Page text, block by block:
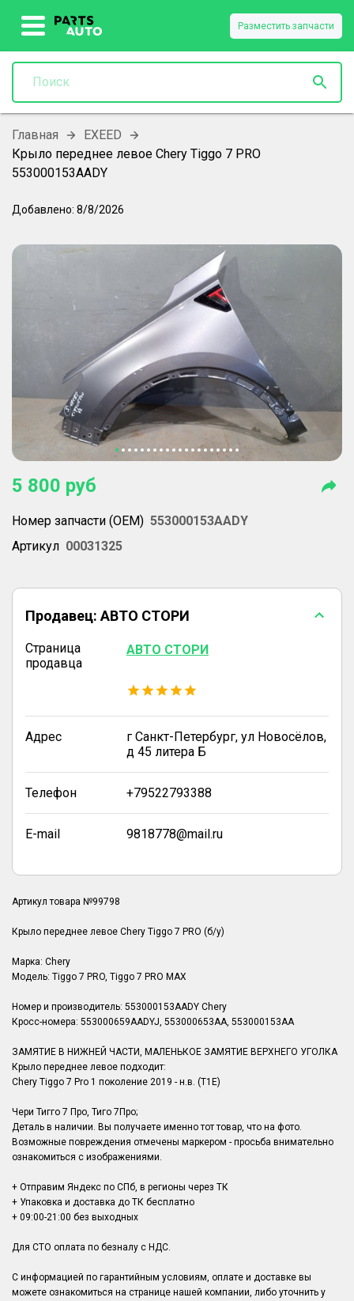
Разместить запчасти
Главная
EXEED
Крыло переднее левое Chery Tiggo 7 PRO
553000153AADY
Добавлено: 8/8/2026
5 800 руб
Номер запчасти (OEM) 553000153AADY
Артикул 00031325
Продавец: АВТО СТОРИ
Страница
продавца
АВТО СТОРИ
Адрес
г Санкт-Петербург, ул Новосёлов,
д 45 литера Б
Телефон +79522793388
E-mail 9818778@mail.ru
Артикул товара №99798
Крыло переднее левое Chery Tiggo 7 PRO (б/у)
Марка: Chery
Модель: Tiggo 7 PRO, Tiggo 7 PRO MAX
Номер и производитель: 553000153AADY Chery
Кросс-номера: 553000659AADYJ, 553000653AA, 553000153AA
ЗАМЯТИЕ В НИЖНЕЙ ЧАСТИ, МАЛЕНЬКОЕ ЗАМЯТИЕ ВЕРХНЕГО УГОЛКА
Крыло переднее левое подходит:
Chery Tiggo 7 Pro 1 поколение 2019 - н.в. (T1E)
Чери Тигго 7 Про, Тиго 7Про;
Деталь в наличии. Вы получаете именно тот товар, что на фото.
Возможные повреждения отмечены маркером - просьба внимательно
ознакомиться с изображениями.
+ Отправим Яндекс по СПб, в регионы через ТК
+ Упаковка и доставка до ТК бесплатно
+ 09:00-21:00 без выходных
Для СТО оплата по безналу с НДС.
С информацией по гарантийным условиям, оплате и доставке вы
можете ознакомиться на странице нашей компании, либо уточнить у